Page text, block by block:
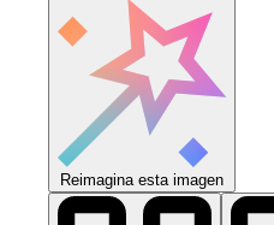
Reimagina esta imagen